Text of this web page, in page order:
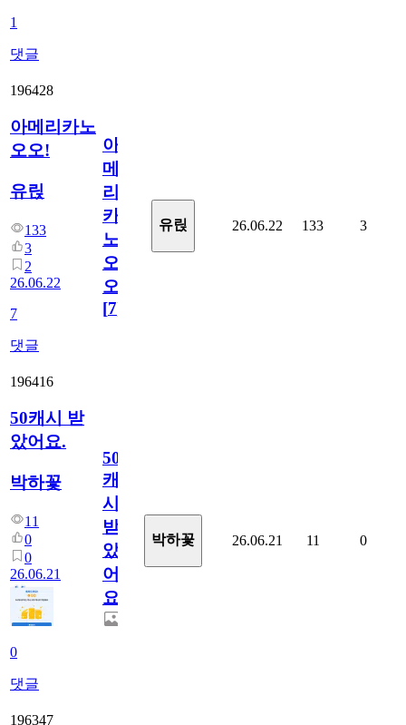
1
댓글
196428
아메리카노
오오!
유릱
133
3
2
26.06.22
7
댓글
아
메
리
카
노
오
오!
[7]
유릱 26.06.22 133 3
196416
50캐시 받
았어요.
박하꽃
11
0
0
26.06.21
0
댓글
50
캐
시
받
았
어
요.
박하꽃 26.06.21 11 0
196347